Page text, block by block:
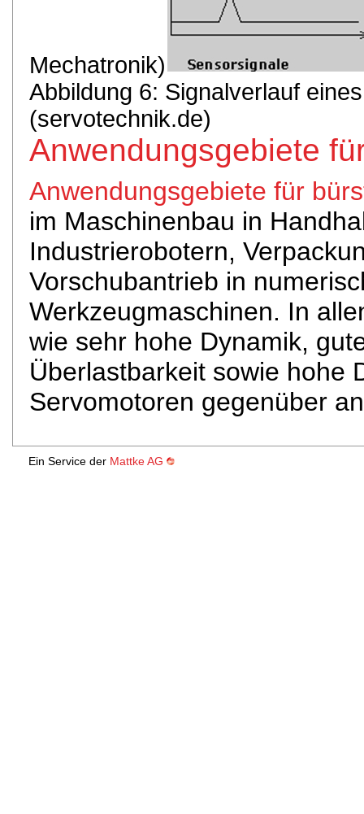
Mechatronik)
Abbildung 6: Signalverlauf
(servotechnik.de)
Anwendungsgebiete
Anwendungsgebiete für
im Maschinenbau in
Industrierobotern,
Vorschubantrieb in
Werkzeugmaschinen. In
wie sehr hohe Dynamik,
Überlastbarkeit sowie hohe
Servomotoren gegenüber
Ein Service der Mattke AG